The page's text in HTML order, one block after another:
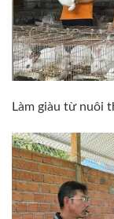
Làm giàu từ nuôi